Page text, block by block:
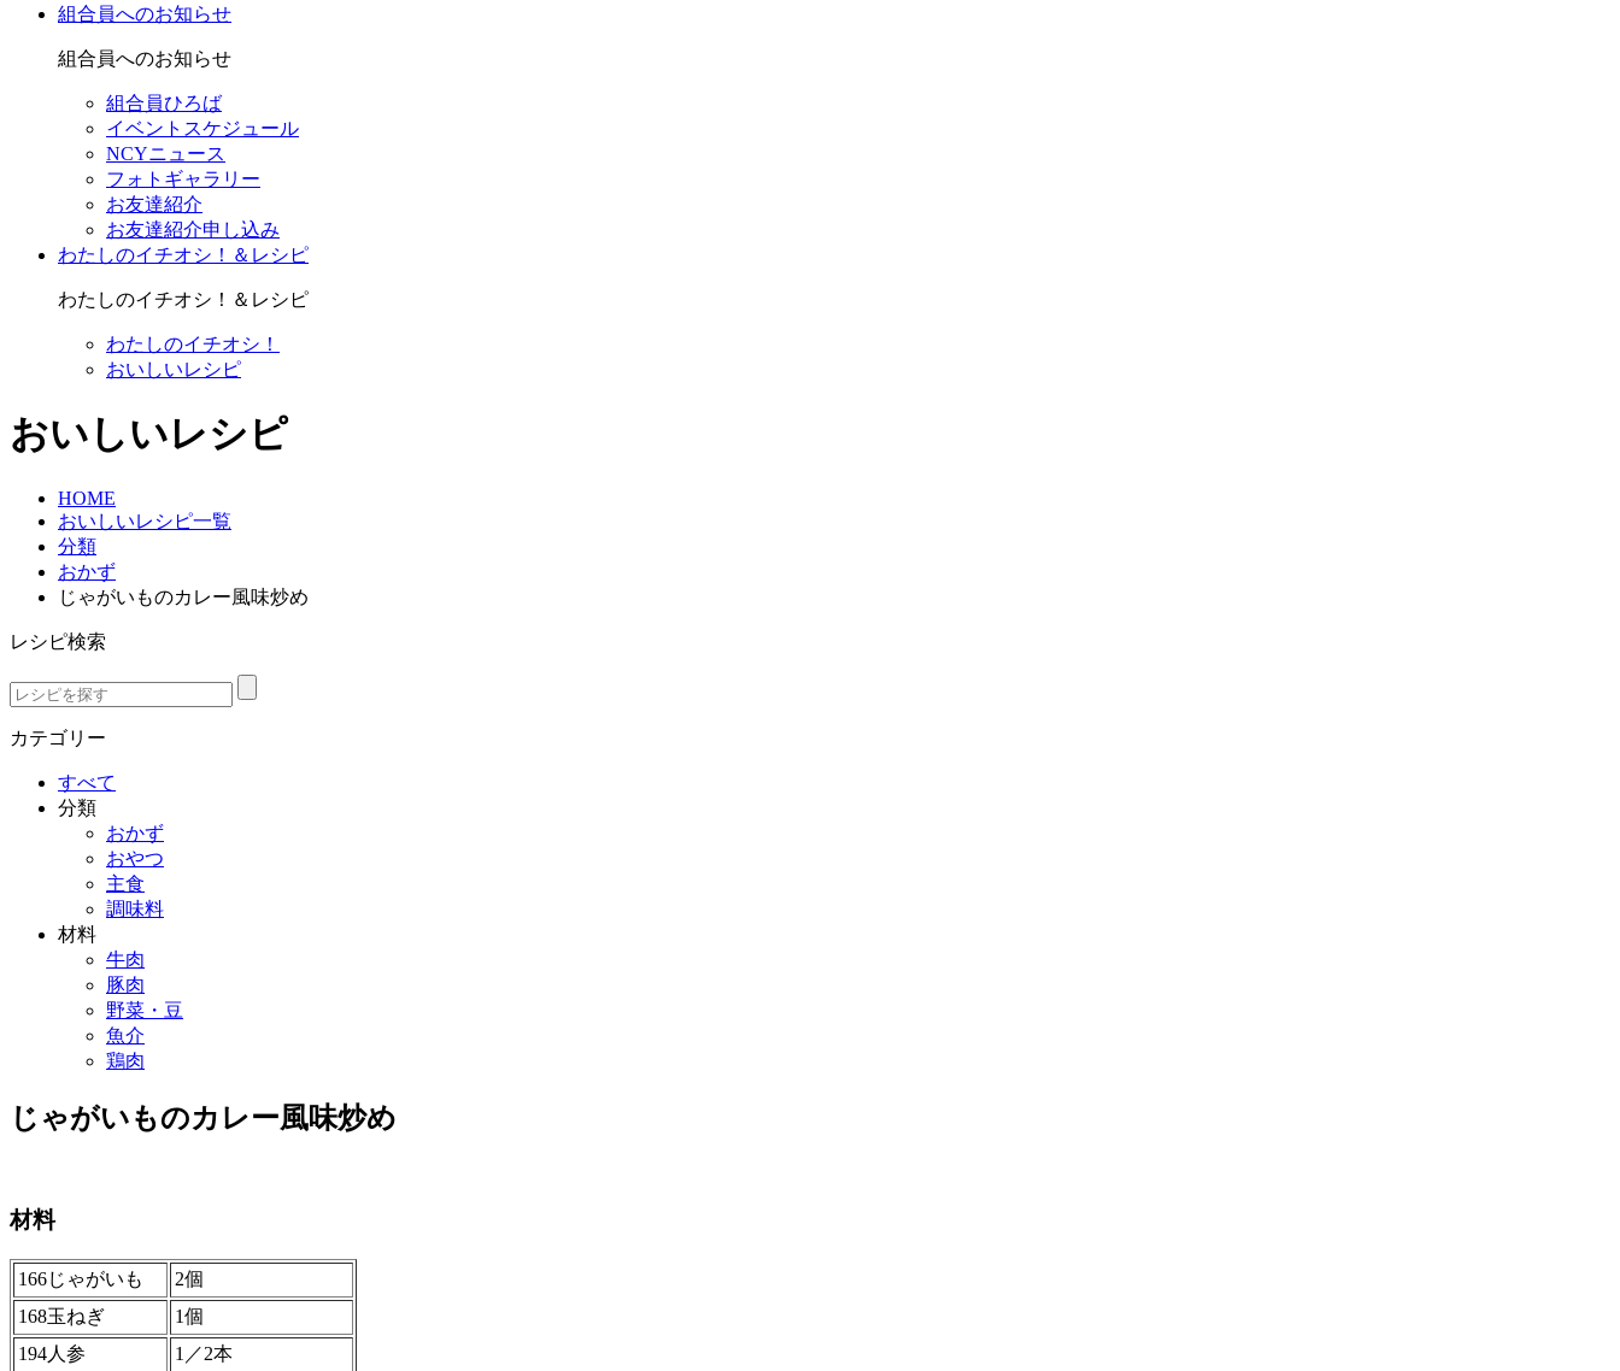
組合員へのお知らせ
組合員へのお知らせ
組合員ひろば
イベントスケジュール
NCYニュース
フォトギャラリー
お友達紹介
お友達紹介申し込み
わたしのイチオシ！＆レシピ
わたしのイチオシ！＆レシピ
わたしのイチオシ！
おいしいレシピ
おいしいレシピ
HOME
おいしいレシピ一覧
分類
おかず
じゃがいものカレー風味炒め
レシピ検索
カテゴリー
すべて
分類
おかず
おやつ
主食
調味料
材料
牛肉
豚肉
野菜・豆
魚介
鶏肉
じゃがいものカレー風味炒め
材料
166じゃがいも
2個
168玉ねぎ
1個
194人参
1／2本